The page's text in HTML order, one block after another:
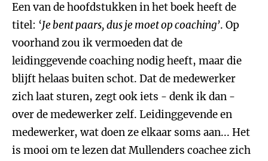
Een van de hoofdstukken in het boek heeft de
titel: ‘Je bent paars, dus je moet op coaching’. Op
voorhand zou ik vermoeden dat de
leidinggevende coaching nodig heeft, maar die
blijft helaas buiten schot. Dat de medewerker
zich laat sturen, zegt ook iets - denk ik dan -
over de medewerker zelf. Leidinggevende en
medewerker, wat doen ze elkaar soms aan... Het
is mooi om te lezen dat Mullenders coachee zich